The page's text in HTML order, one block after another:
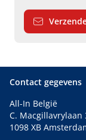
Contact gegevens
All-In België
C. Macgillavrylaan
1098 XB